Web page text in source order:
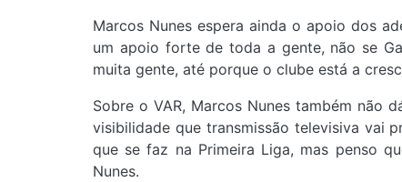
Marcos Nunes espera ainda o apoio dos
um apoio forte de toda a gente, não se
muita gente, até porque o clube está a
Sobre o VAR, Marcos Nunes também não
visibilidade que transmissão televisiva vai
que se faz na Primeira Liga, mas penso
Nunes.